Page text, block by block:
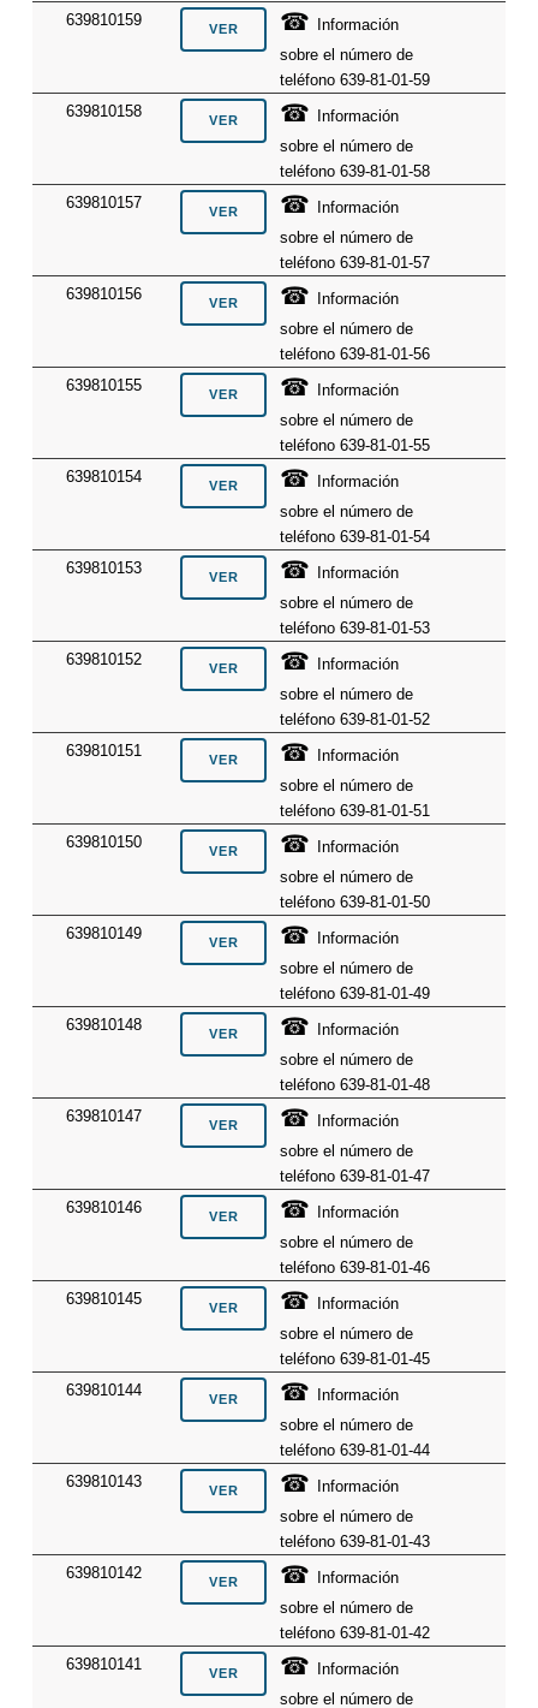
639810159
☎
Información
sobre el número de
teléfono 639-81-01-59
639810158
☎
Información
sobre el número de
teléfono 639-81-01-58
639810157
☎
Información
sobre el número de
teléfono 639-81-01-57
639810156
☎
Información
sobre el número de
teléfono 639-81-01-56
639810155
☎
Información
sobre el número de
teléfono 639-81-01-55
639810154
☎
Información
sobre el número de
teléfono 639-81-01-54
639810153
☎
Información
sobre el número de
teléfono 639-81-01-53
639810152
☎
Información
sobre el número de
teléfono 639-81-01-52
639810151
☎
Información
sobre el número de
teléfono 639-81-01-51
639810150
☎
Información
sobre el número de
teléfono 639-81-01-50
639810149
☎
Información
sobre el número de
teléfono 639-81-01-49
639810148
☎
Información
sobre el número de
teléfono 639-81-01-48
639810147
☎
Información
sobre el número de
teléfono 639-81-01-47
639810146
☎
Información
sobre el número de
teléfono 639-81-01-46
639810145
☎
Información
sobre el número de
teléfono 639-81-01-45
639810144
☎
Información
sobre el número de
teléfono 639-81-01-44
639810143
☎
Información
sobre el número de
teléfono 639-81-01-43
639810142
☎
Información
sobre el número de
teléfono 639-81-01-42
639810141
☎
Información
sobre el número de